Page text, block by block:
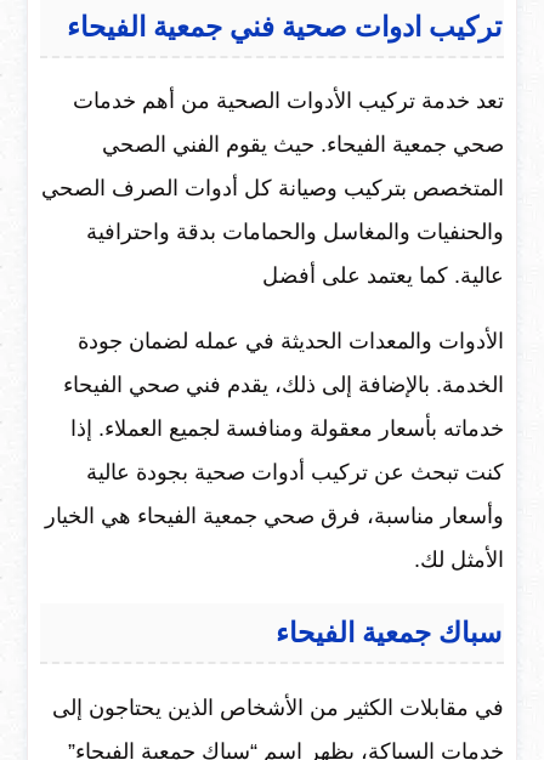
تركيب ادوات صحية فني جمعية الفيحاء
تعد خدمة تركيب الأدوات الصحية من أهم خدمات
صحي جمعية الفيحاء. حيث يقوم الفني الصحي
المتخصص بتركيب وصيانة كل أدوات الصرف الصحي
والحنفيات والمغاسل والحمامات بدقة واحترافية
عالية. كما يعتمد على أفضل
الأدوات والمعدات الحديثة في عمله لضمان جودة
الخدمة. بالإضافة إلى ذلك، يقدم فني صحي الفيحاء
خدماته بأسعار معقولة ومنافسة لجميع العملاء. إذا
كنت تبحث عن تركيب أدوات صحية بجودة عالية
وأسعار مناسبة، فرق صحي جمعية الفيحاء هي الخيار
الأمثل لك.
سباك جمعية الفيحاء
في مقابلات الكثير من الأشخاص الذين يحتاجون إلى
خدمات السباكة، يظهر اسم “سباك جمعية الفيحاء”